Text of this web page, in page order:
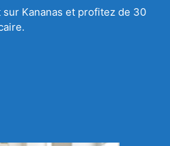
Kananas et profitez de 30